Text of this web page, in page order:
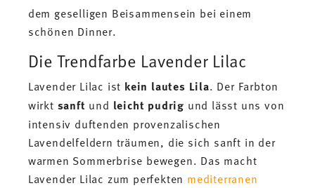
dem geselligen Beisammensein bei einem
schönen Dinner.
Die Trendfarbe Lavender Lilac
Lavender Lilac ist kein lautes Lila. Der Farbton
wirkt sanft und leicht pudrig und lässt uns von
intensiv duftenden provenzalischen
Lavendelfeldern träumen, die sich sanft in der
warmen Sommerbrise bewegen. Das macht
Lavender Lilac zum perfekten mediterranen